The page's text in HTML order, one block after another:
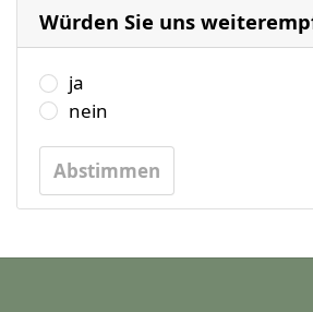
Würden Sie uns
Wählen Sie bitte eine der
ja
nein
Abstimmen